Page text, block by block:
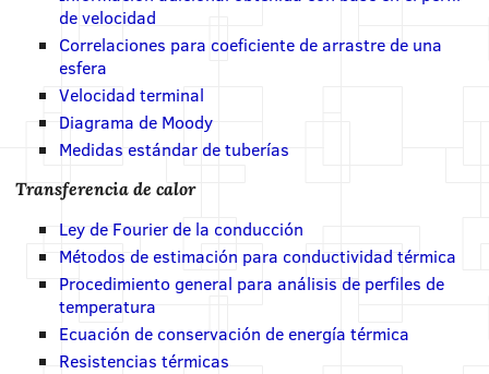
de velocidad
Correlaciones para coeficiente de arrastre de una
esfera
Velocidad terminal
Diagrama de Moody
Medidas estándar de tuberías
Transferencia de calor
Ley de Fourier de la conducción
Métodos de estimación para conductividad térmica
Procedimiento general para análisis de perfiles de
temperatura
Ecuación de conservación de energía térmica
Resistencias térmicas